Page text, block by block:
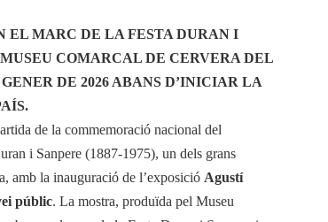
EL MARC DE LA FESTA DURAN I
COMARCAL DE CERVERA DEL
DE 2026 ABANS D’INICIAR LA
de la commemoració nacional del
i Sanpere (1887-1975), un dels grans
amb la inauguració de l’exposició Agustí
públic. La mostra, produïda pel Museu